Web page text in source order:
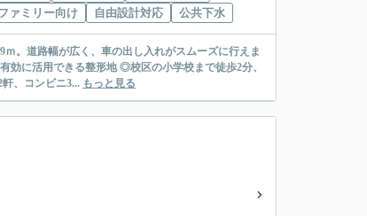
ァミリー向け
自由設計対応 公共下水
。道路幅が広く、車の出し入れがスムーズに行えま
に活用できる整形地 ◎校区の小学校まで徒歩2分、
、コンビニ3... もっと見る